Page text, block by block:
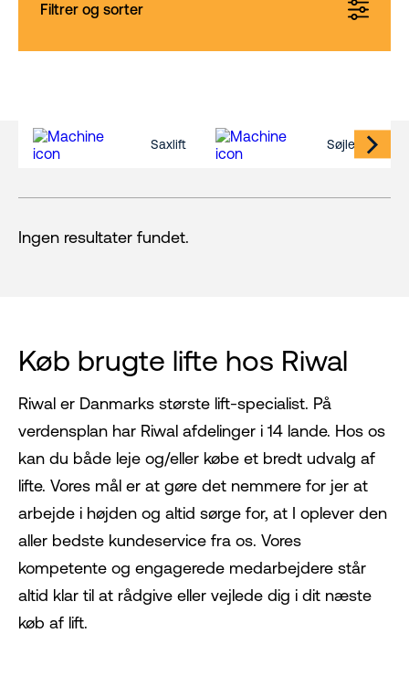
Filtrer og sorter
Saxlift Søjlelift
Ingen resultater fundet.
Køb brugte lifte hos Riwal
Riwal er Danmarks største lift-specialist. På
verdensplan har Riwal afdelinger i 14 lande. Hos os
kan du både leje og/eller købe et bredt udvalg af
lifte. Vores mål er at gøre det nemmere for jer at
arbejde i højden og altid sørge for, at I oplever den
aller bedste kundeservice fra os. Vores
kompetente og engagerede medarbejdere står
altid klar til at rådgive eller vejlede dig i dit næste
køb af lift.